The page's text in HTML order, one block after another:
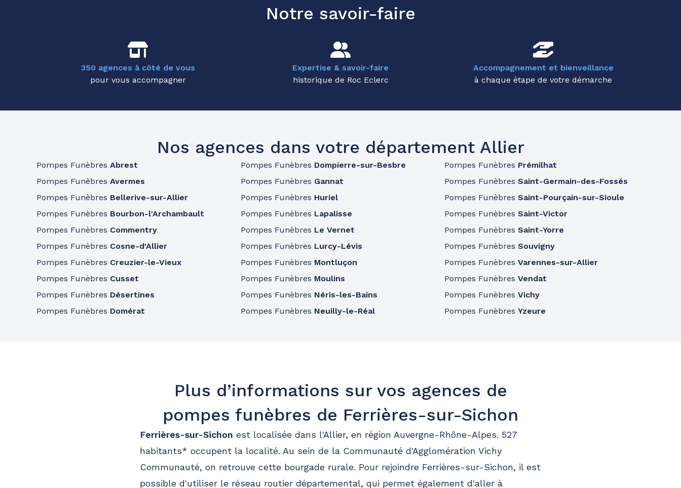
49.1km
-03340 Neuilly-le-Réal
Consulter l'agence 04 70 43 85 72
A votre écoute 24h/24 7j/7
Pompes funèbres Roc Eclerc 53.9km
14h-18h30
63110 Beaumont
Notre savoir-faire
350 agences à côté de vous
pour vous accompagner
Expertise & savoir-faire
historique de Roc Eclerc
Accompagnement et bienveillance
à chaque étape de votre démarche
Nos agences dans votre département Allier
Pompes Funèbres Abrest
Pompes Funèbres Avermes
Pompes Funèbres Bellerive-sur-Allier
Pompes Funèbres Bourbon-l'Archambault
Pompes Funèbres Commentry
Pompes Funèbres Cosne-d'Allier
Pompes Funèbres Creuzier-le-Vieux
Pompes Funèbres Cusset
Pompes Funèbres Désertines
Pompes Funèbres Domérat
Pompes Funèbres Dompierre-sur-Besbre
Pompes Funèbres Gannat
Pompes Funèbres Huriel
Pompes Funèbres Lapalisse
Pompes Funèbres Le Vernet
Pompes Funèbres Lurcy-Lévis
Pompes Funèbres Montluçon
Pompes Funèbres Moulins
Pompes Funèbres Néris-les-Bains
Pompes Funèbres Neuilly-le-Réal
Pompes Funèbres Prémilhat
Pompes FunèbresSaint-Germain-des-Fossés
Pompes FunèbresSaint-Pourçain-sur-Sioule
Pompes FunèbresSaint-Victor
Pompes FunèbresSaint-Yorre
Pompes FunèbresSouvigny
Pompes FunèbresVarennes-sur-Allier
Pompes FunèbresVendat
Pompes FunèbresVichy
Pompes FunèbresYzeure
Plus d’informations sur vos agences de
pompes funèbres de Ferrières-sur-Sichon
Ferrières-sur-Sichon est localisée dans l'Allier, en région Auvergne-Rhône-Alpes. 527
habitants* occupent la localité. Au sein de la Communauté d'Agglomération Vichy
Communauté, on retrouve cette bourgade rurale. Pour rejoindre Ferrières-sur-Sichon, il est
possible d'utiliser le réseau routier départemental, qui permet également d'aller à